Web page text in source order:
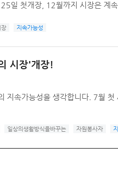
일 첫개장, 12월까지 시장은 계
장 지속가능성
시장'개장!
지속가능성을 생각합니다. 7월
일상의생활방식을바꾸는 자원봉사자